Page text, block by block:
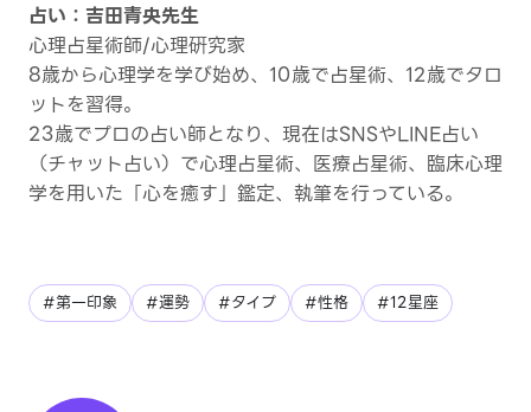
占い：吉田青央先生
心理占星術師/心理硏究家
8歳から心理学を学び始め、10歳で占星術、12歳でタロ
ットを習得。
23歳でプロの占い師となり、現在はSNSやLINE占い
（チャット占い）で心理占星術、医療占星術、臨床心理
学を用いた「心を癒す」鑑定、執筆を行っている。
#第一印象 #運勢 #タイプ #性格 #12星座